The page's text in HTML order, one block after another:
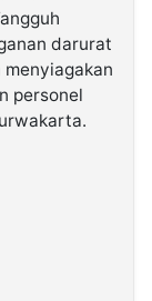
darurat
personel